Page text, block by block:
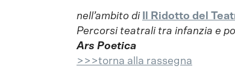
nell’ambito di
Il Ridotto del
Percorsi teatrali tra infanzia e
Ars Poetica
>>>torna alla rassegna